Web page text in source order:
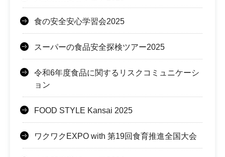
食の安全安心学習会2025
スーパーの食品安全探検ツアー2025
令和6年度食品に関するリスクコミュニケーシ
ョン
FOOD STYLE Kansai 2025
ワクワクEXPO with 第19回食育推進全国大会